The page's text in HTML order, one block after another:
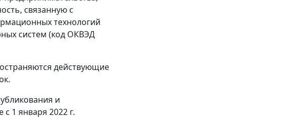
связанную с
технологий
систем (код ОКВЭД
действующие
и
1 января 2022 г.